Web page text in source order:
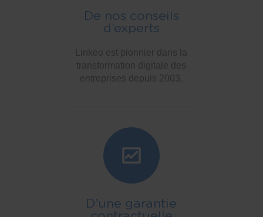
De nos conseils
d’experts
Linkeo est pionnier dans la
transformation digitale des
entreprises depuis 2003.
D’une garantie